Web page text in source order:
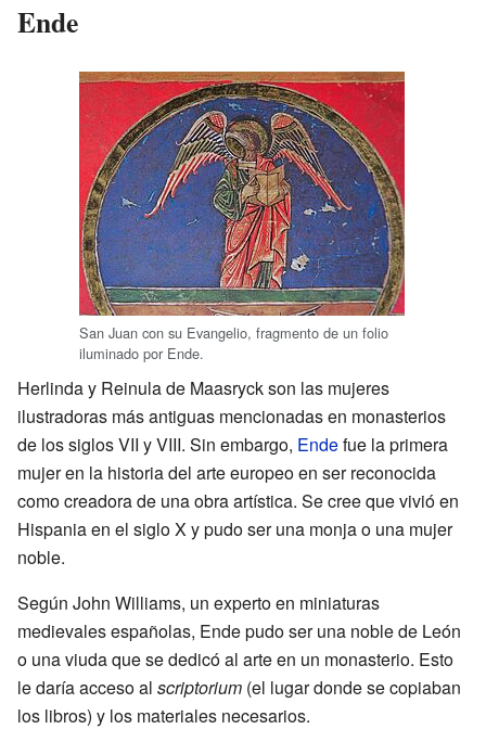
Ende
San Juan con su Evangelio, fragmento de un folio
iluminado por Ende.
Herlinda y Reinula de Maasryck son las mujeres
ilustradoras más antiguas mencionadas en monasterios
de los siglos VII y VIII. Sin embargo, Endefue la primera
mujer en la historia del arte europeo en ser reconocida
como creadora de una obra artística. Se cree que vivió en
Hispania en el siglo X y pudo ser una monja o una mujer
noble.
Según John Williams, un experto en miniaturas
medievales españolas, Ende pudo ser una noble de León
o una viuda que se dedicó al arte en un monasterio. Esto
le daría acceso al scriptorium (el lugar donde se copiaban
los libros) y los materiales necesarios.